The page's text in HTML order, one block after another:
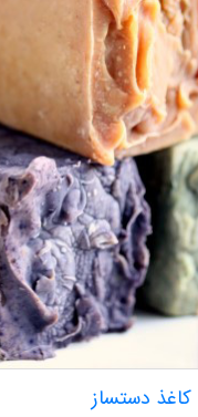
کاغذ دستساز